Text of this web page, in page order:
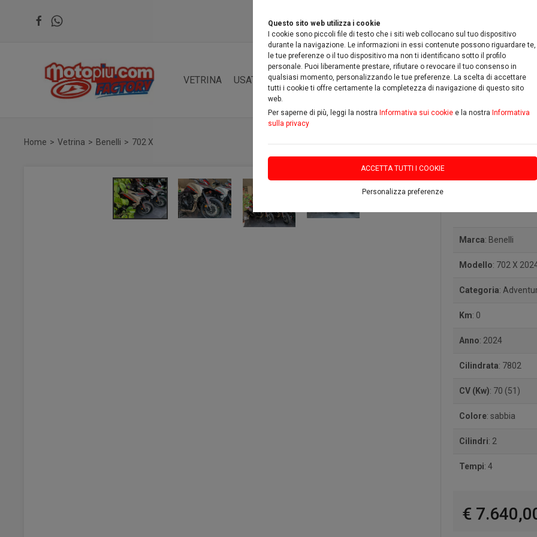
Questo sito web utilizza i cookie
I cookie sono piccoli file di testo che i siti web collocano sul tuo dispositivo
durante la navigazione. Le informazioni in essi contenute possono riguardare te,
le tue preferenze o il tuo dispositivo ma non ti identificano sotto il profilo
personale. Puoi liberamente prestare, rifiutare o revocare il tuo consenso in
qualsiasi momento, personalizzando le tue preferenze. La scelta di accettare
tutti i cookie ti offre certamente la completezza di navigazione di questo sito
web.
Per saperne di più, leggi la nostra Informativa sui cookie e la nostra Informativa
sulla privacy
ACCETTA TUTTI I COOKIE
Personalizza preferenze
VETRINA USATO RICAMBI & ACCESSORI PROMOZIONI DOVE SIAMO
Home Vetrina Benelli 702 X
Marca: Benelli
Modello: 702 X
Categoria:
Km: 0
Anno: 2024
Cilindrata: 7802
CV (Kw): 70 (51)
Colore: sabbia
Cilindri: 2
Tempi: 4
€